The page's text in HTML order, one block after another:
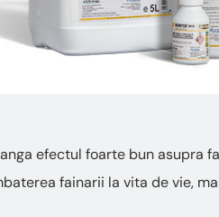
efectul foarte bun asupra
fainarii la vita de vie,